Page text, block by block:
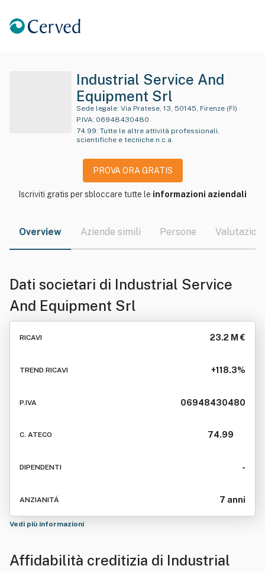
Industrial Service And
Equipment Srl
Sede legale: Via Pratese, 13, 50145, Firenze (FI)
P.IVA: 06948430480
74.99: Tutte le altre attività professionali,
scientifiche e tecniche n.c.a.
PROVA ORA GRATIS
Iscriviti gratis per sbloccare tutte le informazioni aziendali
Overview Aziende simili Persone Valutazioni
Dati societari di Industrial Service
And Equipment Srl
RICAVI 23.2 M €
TREND RICAVI +118.3%
P.IVA 06948430480
C. ATECO 74.99
DIPENDENTI -
ANZIANITÁ 7 anni
Vedi più informazioni
Affidabilità creditizia di Industrial